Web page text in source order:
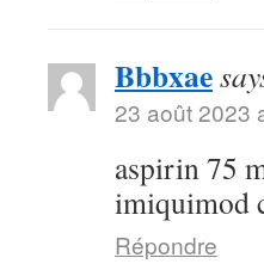
Bbbxae
23 août 2023
aspirin 75
imiquimod
Répondre